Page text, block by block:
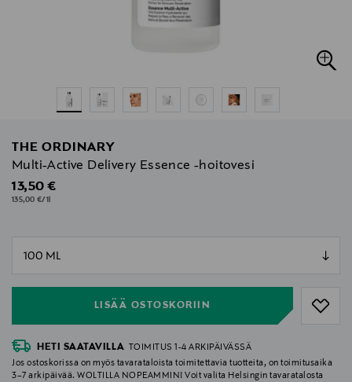
THE ORDINARY
Multi-Active Delivery Essence -hoitovesi
Original Price
13,50 €
135,00 €/1l
LISÄÄ OSTOSKORIIN
HETI SAATAVILLA
TOIMITUS 1-4 ARKIPÄIVÄSSÄ
Jos ostoskorissa on myös tavarataloista toimitettavia tuotteita, on toimitusaika
3–7 arkipäivää. WOLTILLA NOPEAMMIN! Voit valita Helsingin tavaratalosta